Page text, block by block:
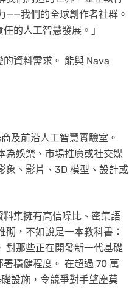
——我們的全球創作者社群。
的人工智慧發展。」
的資料需求。 能與 Nava
及前沿人工智慧實驗室。
為娛樂、市場推廣或社交媒
象、影片、3D 模型、設計或
集擁有高信噪比、密集語
，不如說是一本教科書：
對那些正在開發新一代基礎
穩健程度。 在超過 70 萬
設施，令競爭對手望塵莫